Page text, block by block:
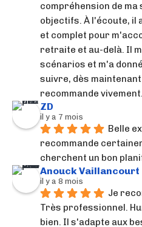
compréhension de ma
objectifs. À l'écoute, il
et complet pour
retraite et au-delà. Il
scénarios et m'a
suivre, dès
recommande vivement.
ZD
il y a 7 mois
Belle
recommande
cherchent un bon
Anouck Vaillancourt
il y a 8 mois
Je
Très professionnel.
bien. Il s'adapte aux